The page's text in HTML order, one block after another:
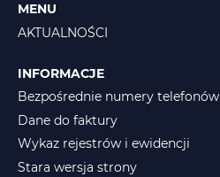
MENU
AKTUALNOŚCI
INFORMACJE
Bezpośrednie numery telefonów
Dane do faktury
Wykaz rejestrów i ewidencji
Stara wersja strony